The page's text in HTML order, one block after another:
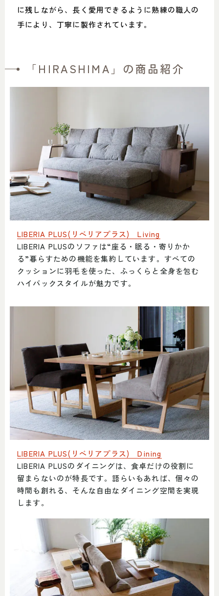
に残しながら、長く愛用できるように熟練の職人の
手により、丁寧に製作されています。
「HIRASHIMA」の商品紹介
LIBERIA PLUS(リベリアプラス) Living
LIBERIA PLUSのソファは“座る・眠る・寄りかか
る”暮らすための機能を集約しています。すべての
クッションに羽毛を使った、ふっくらと全身を包む
ハイバックスタイルが魅力です。
LIBERIA PLUS(リベリアプラス) Dining
LIBERIA PLUSのダイニングは、食卓だけの役割に
留まらないのが特長です。語らいもあれば、個々の
時間も創れる、そんな自由なダイニング空間を実現
します。